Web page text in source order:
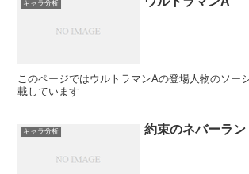
キャラ分析
このページではウルトラマンAの登場人物のソー
載しています
キャラ分析 約束のネバーラン